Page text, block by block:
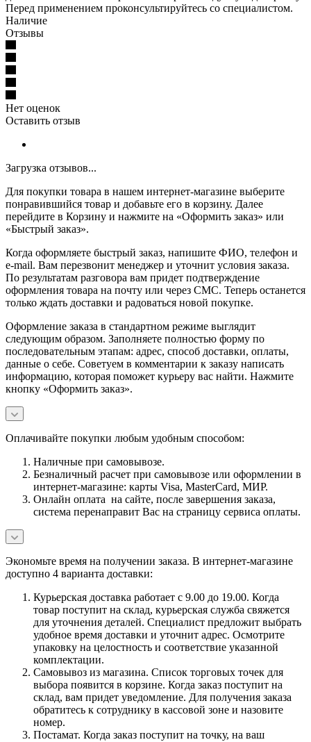
Перед применением проконсультируйтесь со специалистом.
Наличие
Отзывы
Нет оценок
Оставить отзыв
Загрузка отзывов...
Для покупки товара в нашем интернет-магазине выберите
понравившийся товар и добавьте его в корзину. Далее
перейдите в Корзину и нажмите на «Оформить заказ» или
«Быстрый заказ».
Когда оформляете быстрый заказ, напишите ФИО, телефон и
e-mail. Вам перезвонит менеджер и уточнит условия заказа.
По результатам разговора вам придет подтверждение
оформления товара на почту или через СМС. Теперь останется
только ждать доставки и радоваться новой покупке.
Оформление заказа в стандартном режиме выглядит
следующим образом. Заполняете полностью форму по
последовательным этапам: адрес, способ доставки, оплаты,
данные о себе. Советуем в комментарии к заказу написать
информацию, которая поможет курьеру вас найти. Нажмите
кнопку «Оформить заказ».
Оплачивайте покупки любым удобным способом:
Наличные при самовывозе.
Безналичный расчет при самовывозе или оформлении в
интернет-магазине: карты Visa, MasterCard, МИР.
Онлайн оплата на сайте, после завершения заказа,
система перенаправит Вас на страницу сервиса оплаты.
Экономьте время на получении заказа. В интернет-магазине
доступно 4 варианта доставки:
Курьерская доставка работает с 9.00 до 19.00. Когда
товар поступит на склад, курьерская служба свяжется
для уточнения деталей. Специалист предложит выбрать
удобное время доставки и уточнит адрес. Осмотрите
упаковку на целостность и соответствие указанной
комплектации.
Самовывоз из магазина. Список торговых точек для
выбора появится в корзине. Когда заказ поступит на
склад, вам придет уведомление. Для получения заказа
обратитесь к сотруднику в кассовой зоне и назовите
номер.
Постамат. Когда заказ поступит на точку, на ваш